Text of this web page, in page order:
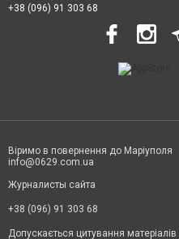
+38 (096) 91 303 68
Віримо в повернення до Маріуполя
info@0629.com.ua
Журналисты сайта
+38 (096) 91 303 68
Допускається цитування